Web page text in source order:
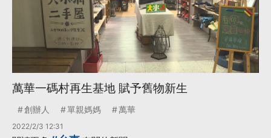
萬華一碼村再生基地 賦予舊物新生
創辦人 單親媽媽 萬華
2022/2/3 12:31